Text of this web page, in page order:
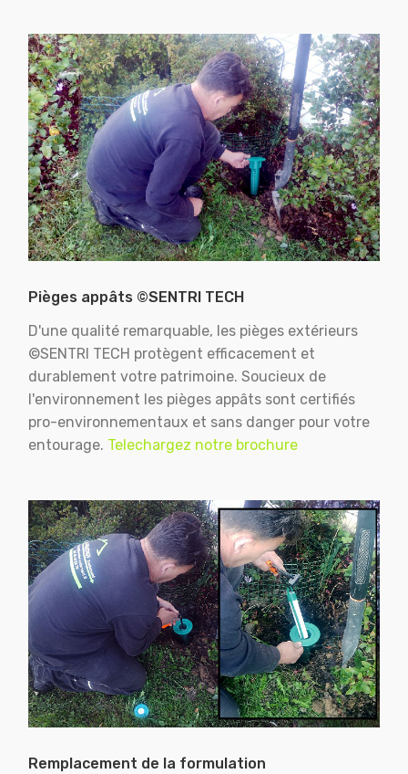
Pièges appâts ©SENTRI TECH
D'une qualité remarquable, les pièges extérieurs
©SENTRI TECH protègent efficacement et
durablement votre patrimoine. Soucieux de
l'environnement les pièges appâts sont certifiés
pro-environnementaux et sans danger pour votre
entourage. Telechargez notre brochure
Remplacement de la formulation